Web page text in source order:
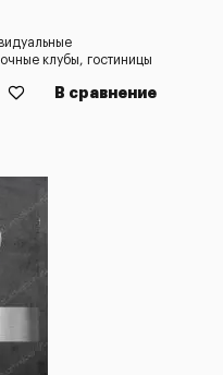
клубы, гостиницы
В сравнение